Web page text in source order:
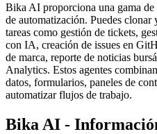
Bika AI proporciona una gama
de automatización. Puedes clonar
tareas como gestión de tickets,
con IA, creación de issues en
de marca, reporte de noticias
Analytics. Estos agentes
datos, formularios, paneles de
automatizar flujos de trabajo.
Bika AI -